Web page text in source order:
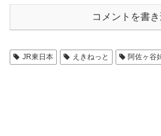
コメントを書
JR東日本 えきねっと 阿佐ヶ谷